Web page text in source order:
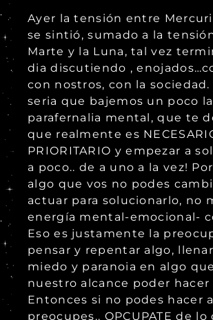
Ayer la tensión entre
se sintió, sumado a la
Marte y la Luna, tal vez
dia discutiendo ,
con nostros, con la
seria que bajemos un poco la
parafernalia mental, que te
que realmente es
PRIORITARIO y empezar a
a poco.. de a uno a la vez!
algo que vos no podes
actuar para solucionarlo, no
energía mental-emocional-
Eso es justamente la
pensar y repentar algo,
miedo y paranoia en algo
nuestro alcance poder hacer
Entonces si no podes hacer
preocupes.. OPCUPATE de lo